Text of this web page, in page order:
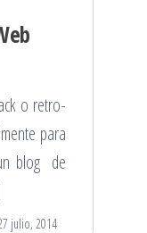
o retro-
para
blog de
julio, 2014